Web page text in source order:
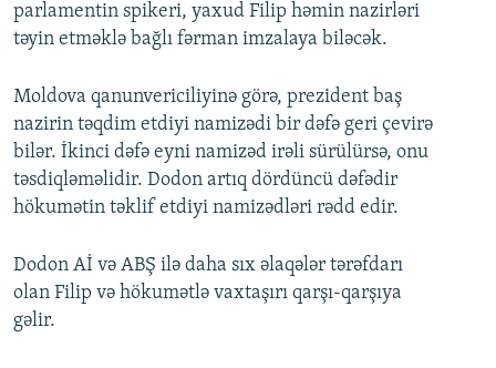
parlamentin spikeri, yaxud Filip həmin nazirləri
təyin etməklə bağlı fərman imzalaya biləcək.
Moldova qanunvericiliyinə görə, prezident baş
nazirin təqdim etdiyi namizədi bir dəfə geri çevirə
bilər. İkinci dəfə eyni namizəd irəli sürülürsə, onu
təsdiqləməlidir. Dodon artıq dördüncü dəfədir
hökumətin təklif etdiyi namizədləri rədd edir.
Dodon Aİ və ABŞ ilə daha sıx əlaqələr tərəfdarı
olan Filip və hökumətlə vaxtaşırı qarşı-qarşıya
gəlir.